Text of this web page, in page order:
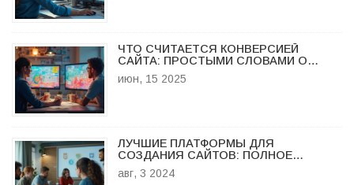
ЧТО СЧИТАЕТСЯ КОНВЕРСИЕЙ
САЙТА: ПРОСТЫМИ СЛОВАМИ О
ГЛАВНОМ
июн, 15 2025
ЛУЧШИЕ ПЛАТФОРМЫ ДЛЯ
СОЗДАНИЯ САЙТОВ: ПОЛНОЕ
РУКОВОДСТВО
авг, 3 2024